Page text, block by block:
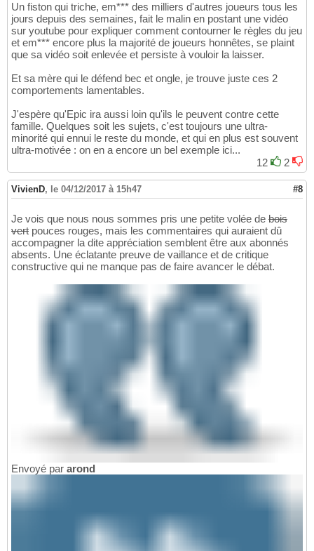
Un fiston qui triche, em*** des milliers d'autres joueurs tous les
jours depuis des semaines, fait le malin en postant une vidéo
sur youtube pour expliquer comment contourner le règles du jeu
et em*** encore plus la majorité de joueurs honnêtes, se plaint
que sa vidéo soit enlevée et persiste à vouloir la laisser.
Et sa mère qui le défend bec et ongle, je trouve juste ces 2
comportements lamentables.
J'espère qu'Epic ira aussi loin qu'ils le peuvent contre cette
famille. Quelques soit les sujets, c'est toujours une ultra-
minorité qui ennui le reste du monde, et qui en plus est souvent
ultra-motivée : on en a encore un bel exemple ici...
12
2
VivienD, le 04/12/2017 à 15h47 #8
Je vois que nous nous sommes pris une petite volée de bois
vert pouces rouges, mais les commentaires qui auraient dû
accompagner la dite appréciation semblent être aux abonnés
absents. Une éclatante preuve de vaillance et de critique
constructive qui ne manque pas de faire avancer le débat.
Envoyé par arond